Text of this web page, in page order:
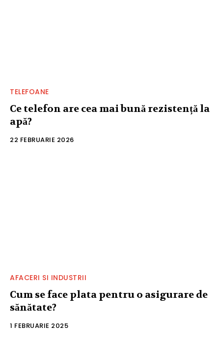
TELEFOANE
Ce telefon are cea mai bună rezistență la
apă?
22 FEBRUARIE 2026
AFACERI SI INDUSTRII
Cum se face plata pentru o asigurare de
sănătate?
1 FEBRUARIE 2025